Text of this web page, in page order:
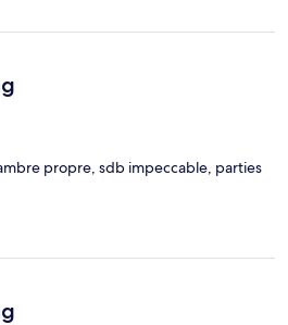
propre, sdb impeccable, parties